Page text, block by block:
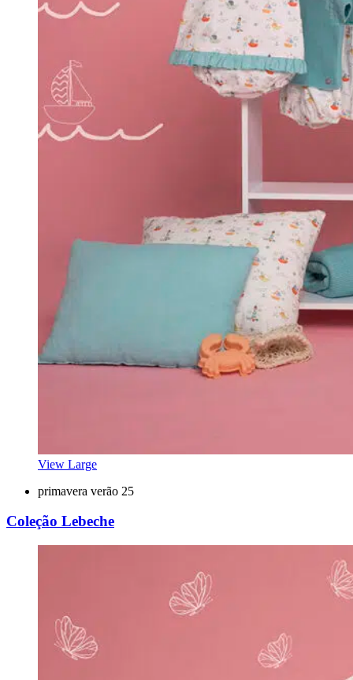
View Large
primavera verão 25
Coleção Lebeche